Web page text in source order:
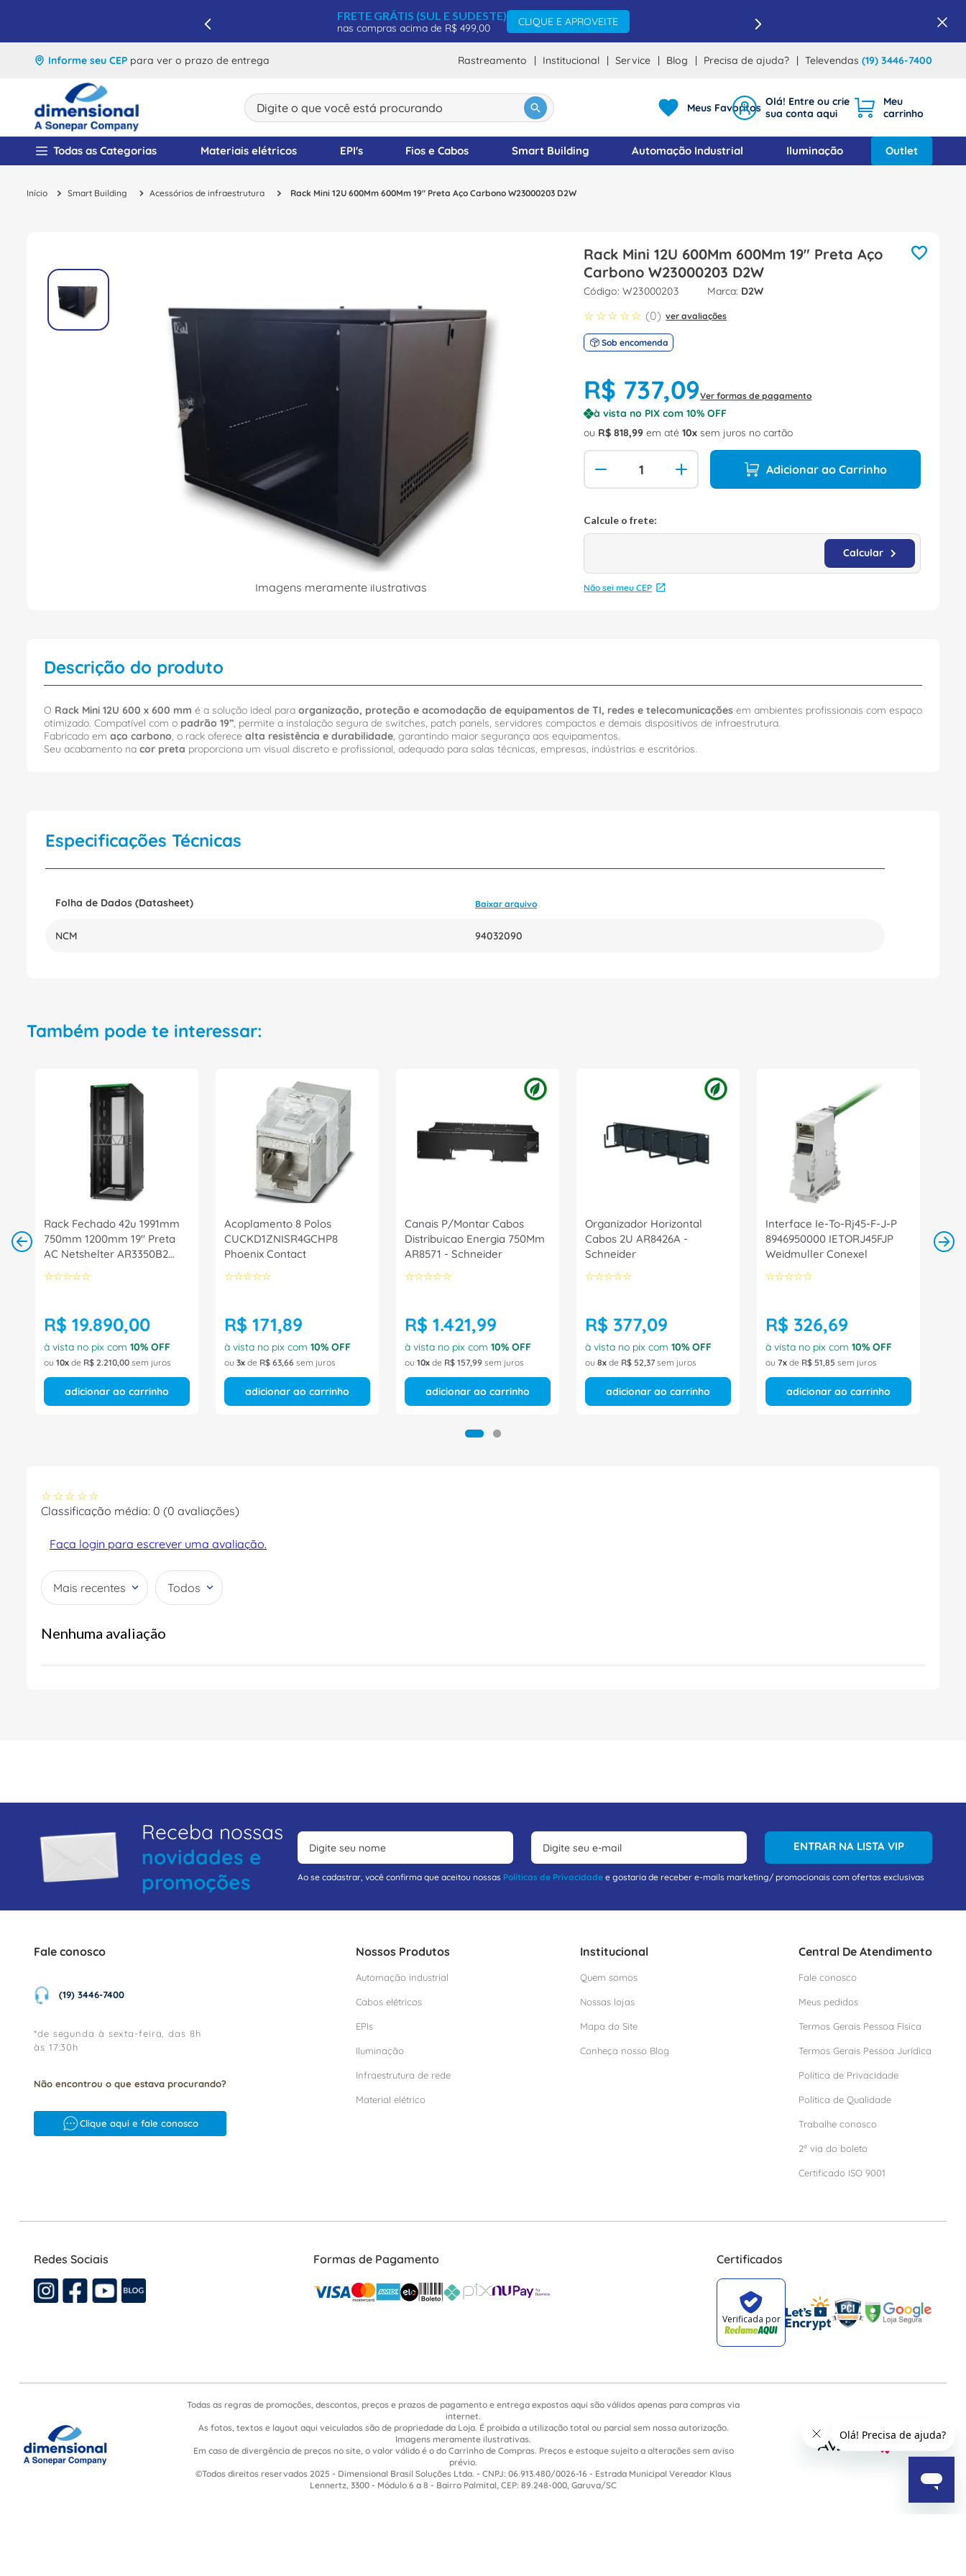
FRETE GRÁTIS (SUL E SUDESTE)
nas compras acima de R$ 499,00
CLIQUE E APROVEITE
Informe seu CEP para ver o prazo de entrega Rastreamento Institucional Service Blog Precisa de ajuda? Televendas (19) 3446-7400
Digite o que você está procurando
Meus Favoritos
Todas as Categorias Materiais elétricos EPI's Fios e Cabos Smart Building Automação Industrial Iluminação Outlet
Smart Building Acessórios de infraestrutura Rack Mini 12U 600Mm 600Mm 19" Preta Aço Carbono W23000203 D2W
Imagens meramente ilustrativas
Rack Mini 12U 600Mm 600Mm 19" Preta Aço
Carbono W23000203 D2W
: W23000203 D2W
☆ ☆ ☆ ☆ ☆ (0) ver avaliações
Sob encomenda
R$ 737,09Ver formas de pagamento
à vista no PIX com10% OFF
ou R$ 818,99 em até10 sem juros no cartão
Adicionar ao Carrinho
Não sei meu CEP
Descrição do produto
O Rack Mini 12U 600 x 600 mm é a solução ideal para organização, proteção e acomodação de equipamentos de TI, redes e telecomunicações em ambientes profissionais com espaço
otimizado. Compatível com o padrão 19”, permite a instalação segura de switches, patch panels, servidores compactos e demais dispositivos de infraestrutura.
Fabricado em aço carbono, o rack oferece alta resistência e durabilidade, garantindo maior segurança aos equipamentos.
Seu acabamento na cor preta proporciona um visual discreto e profissional, adequado para salas técnicas, empresas, indústrias e escritórios.
Especificações Técnicas
Folha de Dados (Datasheet) Baixar arquivo
NCM 94032090
Também pode te interessar:
Rack Fechado 42u 1991mm
750mm 1200mm 19" Preta
AC Netshelter AR3350B2
APC
☆☆☆☆☆
R$ 19.890,00
à vista no pix com 10% OFF
ou 10 de R$ 2.210,00 sem juros
adicionar ao carrinho
Acoplamento 8 Polos
CUCKD1ZNISR4GCHP8
Phoenix Contact
☆☆☆☆☆
R$ 171,89
à vista no pix com 10% OFF
ou 3 de R$ 63,66 sem juros
adicionar ao carrinho
Canais P/Montar Cabos
Distribuicao Energia 750Mm
AR8571 - Schneider
☆☆☆☆☆
R$ 1.421,99
à vista no pix com 10% OFF
ou 10 de R$ 157,99 sem juros
adicionar ao carrinho
Organizador Horizontal
Cabos 2U AR8426A -
Schneider
☆☆☆☆☆
R$ 377,09
à vista no pix com 10% OFF
ou 8 de R$ 52,37 sem juros
adicionar ao carrinho
Interface Ie-To-Rj45-F-J-P
8946950000 IETORJ45FJP
Weidmuller Conexel
☆☆☆☆☆
R$ 326,69
à vista no pix com 10% OFF
ou 7 de R$ 51,85 sem juros
adicionar ao carrinho
☆ ☆ ☆ ☆ ☆
Classificação média: 0 (0 avaliações)
Faça login para escrever uma avaliação.
Mais recentes Todos
Nenhuma avaliação
Receba nossas
novidades e
promoções
ENTRAR NA LISTA VIP
Ao se cadastrar, você confirma que aceitou nossas Políticas de Privacidade e gostaria de receber e-mails marketing/ promocionais com ofertas exclusivas
Fale conosco
(19) 3446-7400
*de segunda à sexta-feira, das 8h
às 17:30h
Não encontrou o que estava procurando?
Clique aqui e fale conosco
Nossos Produtos
Automação industrial
Cabos elétricos
EPIs
Iluminação
Infraestrutura de rede
Material elétrico
Institucional
Quem somos
Nossas lojas
Mapa do Site
Conheça nosso Blog
Central De Atendimento
Fale conosco
Meus pedidos
Termos Gerais Pessoa Física
Termos Gerais Pessoa Jurídica
Política de Privacidade
Política de Qualidade
Trabalhe conosco
2º via do boleto
Certificado ISO 9001
Redes Sociais Formas de Pagamento Certificados
Todas as regras de promoções, descontos, preços e prazos de pagamento e entrega expostos aqui são válidos apenas para compras via
internet.
As fotos, textos e layout aqui veiculados são de propriedade da Loja. É proibida a utilização total ou parcial sem nossa autorização.
Imagens meramente ilustrativas.
Em caso de divergência de preços no site, o valor válido é o do Carrinho de Compras. Preços e estoque sujeito a alterações sem aviso
prévio.
©Todos direitos reservados 2025 - Dimensional Brasil Soluções Ltda. - CNPJ: 06.913.480/0026-16 - Estrada Municipal Vereador Klaus
Lennertz, 3300 - Módulo 6 a 8 - Bairro Palmital, CEP: 89.248-000, Garuva/SC
1º disjuntor
2º cabo flexivel
fita isolante